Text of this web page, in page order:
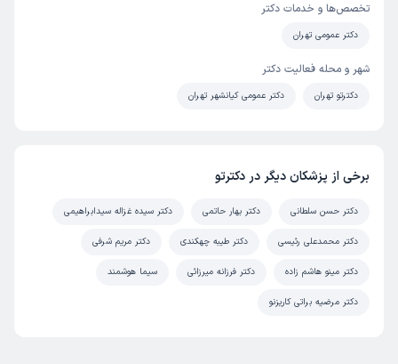
تخصص‌ها و خدمات دکتر
دکتر عمومی تهران
شهر و محله فعالیت دکتر
دکترتو تهران دکتر عمومی کیانشهر تهران
برخی از پزشکان دیگر در دکترتو
دکتر حسن سلطانی دکتر بهار حاتمی دکتر سیده غزاله سیدابراهیمی
دکتر محمدعلی رئیسی دکتر طیبه چهکندی دکتر مریم شرفی
دکتر مینو هاشم زاده دکتر فرزانه میرزائی سیما هوشمند
دکتر مرضیه براتی کاریزنو